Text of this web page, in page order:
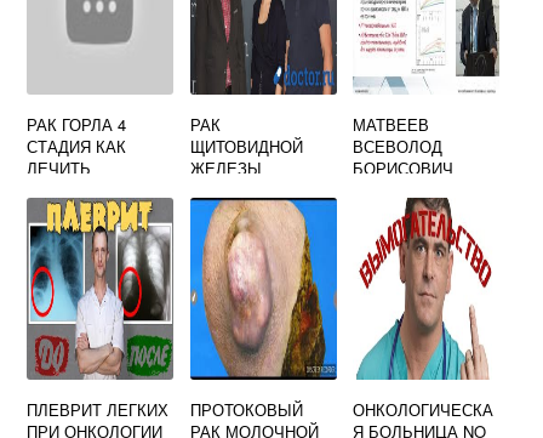
РАК ГОРЛА 4
СТАДИЯ КАК
ЛЕЧИТЬ
РАК
ЩИТОВИДНОЙ
ЖЕЛЕЗЫ
МАТВЕЕВ
ВСЕВОЛОД
БОРИСОВИЧ
КАШИРКА
ПЛЕВРИТ ЛЕГКИХ
ПРИ ОНКОЛОГИИ
ПРОТОКОВЫЙ
РАК МОЛОЧНОЙ
ОНКОЛОГИЧЕСКА
Я БОЛЬНИЦА NO